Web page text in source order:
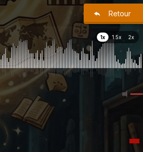
Retour
Empty src attribute
1x 1.5x 2x